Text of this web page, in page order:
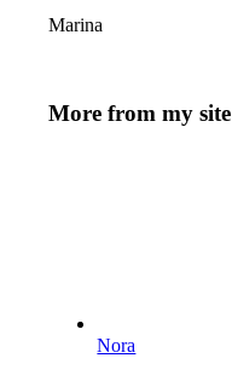
Marina
More from my site
Nora